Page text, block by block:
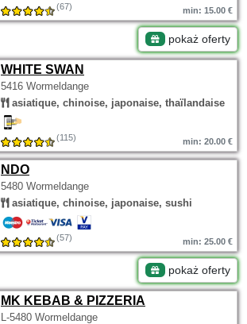
(67) min: 15.00 €
pokaż oferty
WHITE SWAN
5416 Wormeldange
asiatique, chinoise, japonaise, thaïlandaise
(115) min: 20.00 €
NDO
5480 Wormeldange
asiatique, chinoise, japonaise, sushi
(57) min: 25.00 €
pokaż oferty
MK KEBAB & PIZZERIA
L-5480 Wormeldange